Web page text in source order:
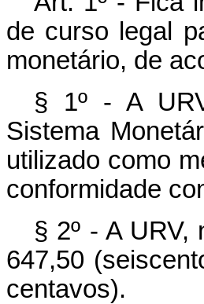
de curso legal
monetário, de
§ 1º - A
Sistema
utilizado como
conformidade
§ 2º - A
647,50
centavos).